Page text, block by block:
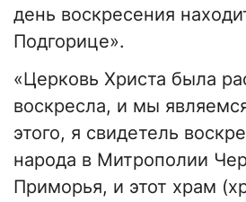
день воскресения
Подгорице».
«Церковь Христа была
воскресла, и мы
этого, я свидетель
народа в Митрополии
Приморья, и этот храм